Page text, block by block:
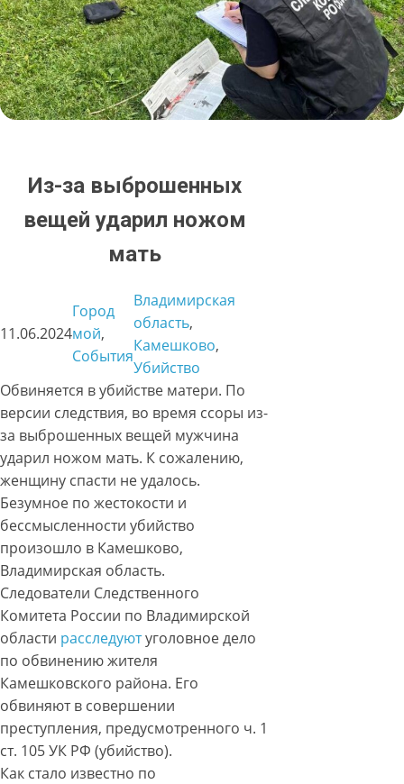
Из-за выброшенных
вещей ударил ножом
мать
11.06.2024
Город
мой
События
Владимирская
область
Камешково
Убийство
Обвиняется в убийстве матери. По
версии следствия, во время ссоры из-
за выброшенных вещей мужчина
ударил ножом мать. К сожалению,
женщину спасти не удалось.
Безумное по жестокости и
бессмысленности убийство
произошло в Камешково,
Владимирская область.
Следователи Следственного
Комитета России по Владимирской
области расследуютуголовное дело
по обвинению жителя
Камешковского района. Его
обвиняют в совершении
преступления, предусмотренного ч. 1
ст. 105 УК РФ (убийство).
Как стало известно по